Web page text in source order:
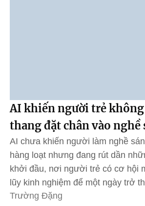
AI khiến người trẻ không
thang đặt chân vào nghề
AI chưa khiến người làm nghề
hàng loạt nhưng đang rút dần
khởi đầu, nơi người trẻ có cơ hội
lũy kinh nghiệm để một ngày trở
Trường Đặng